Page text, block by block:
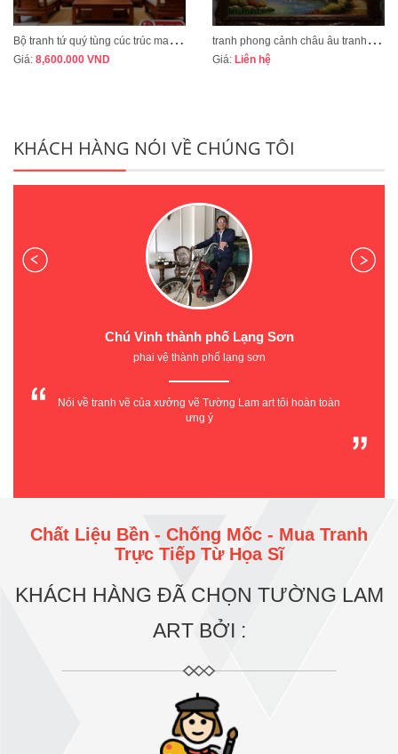
B
ộ tranh tứ quý tùng cúc trúc mai tranh bốn mùa xuân hạ thu đông mã TQ13A
Giá: 8,600.000 VND
t
ranh phong cảnh châu âu tranh sơn dầu cao cấp mã CA01
Giá: Liên hệ
KHÁCH HÀNG NÓI VỀ CHÚNG TÔI
Chú Vinh thành phố Lạng Sơn
phai vệ thành phố lạng sơn
Nói về tranh vẽ của xưởng vẽ Tường Lam art tôi hoàn toàn
ưng ý
Chất Liệu Bền - Chống Mốc - Mua Tranh
Trực Tiếp Từ Họa Sĩ
KHÁCH HÀNG ĐÃ CHỌN TƯỜNG LAM
ART BỞI :